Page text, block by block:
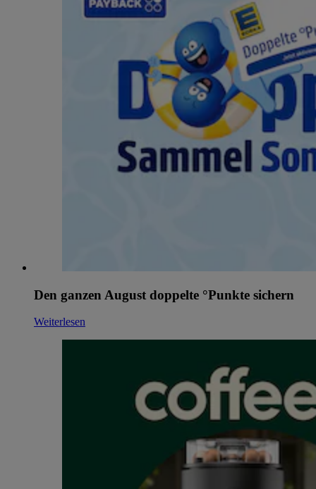
Den ganzen August doppelte °Punkte sichern
Weiterlesen